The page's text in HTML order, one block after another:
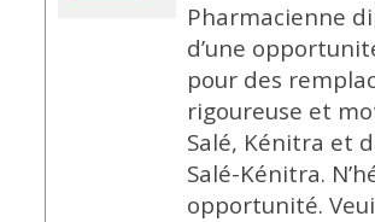
Pharmacienne
d’une
pour des
rigoureuse et
Salé, Kénitra et
Salé-Kénitra.
opportunité.